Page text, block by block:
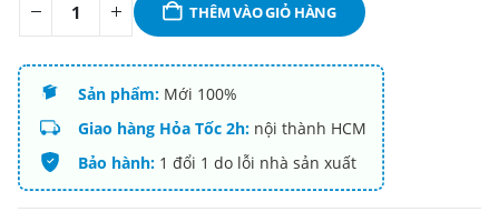
THÊM VÀO GIỎ HÀNG
Sản phẩm:Mới 100%
Giao hàng Hỏa Tốc 2h:nội thành HCM
Bảo hành:1 đổi 1 do lỗi nhà sản xuất